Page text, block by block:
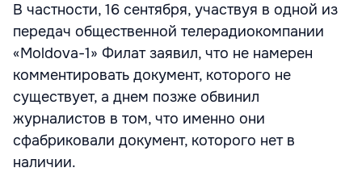
В частности, 16 сентября, участвуя в одной из
передач общественной телерадиокомпании
«Moldova-1» Филат заявил, что не намерен
комментировать документ, которого не
существует, а днем позже обвинил
журналистов в том, что именно они
сфабриковали документ, которого нет в
наличии.